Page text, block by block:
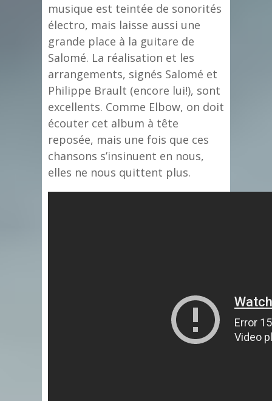
musique est teintée de sonorités
électro, mais laisse aussi une
grande place à la guitare de
Salomé. La réalisation et les
arrangements, signés Salomé et
Philippe Brault (encore lui!), sont
excellents. Comme Elbow, on doit
écouter cet album à tête
reposée, mais une fois que ces
chansons s’insinuent en nous,
elles ne nous quittent plus.